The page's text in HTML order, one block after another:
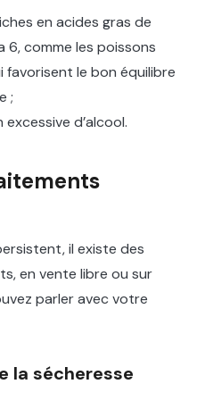
en acides gras de
6, comme les poissons
favorisent le bon équilibre
;
d’alcool.
il existe des
en vente libre ou sur
parler avec votre
la sécheresse